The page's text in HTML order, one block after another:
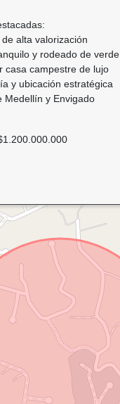
alta valorización
y rodeado de verde
casa campestre de lujo
y ubicación estratégica
Medellín y Envigado